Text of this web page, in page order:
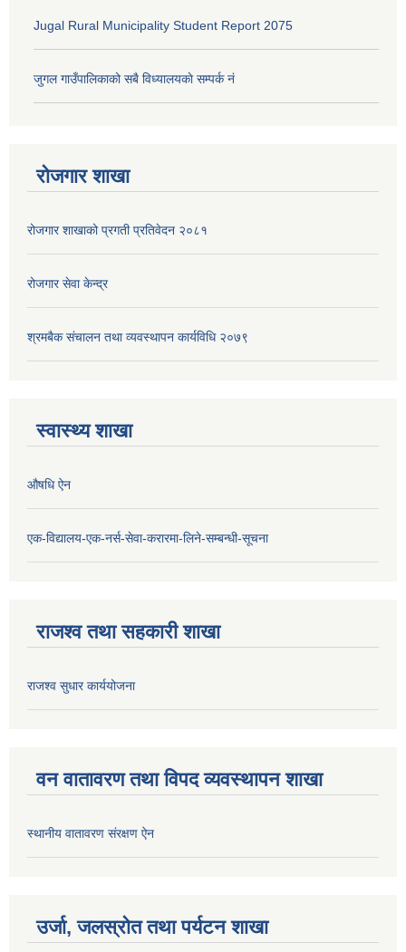
Jugal Rural Municipality Student Report 2075
जुगल गाउँपालिकाको सबै विध्यालयकाे सम्पर्क नं
रोजगार शाखा
रोजगार शाखाको प्रगती प्रतिवेदन २०८१
रोजगार सेवा केन्द्र
श्रमबैक संचालन तथा व्यवस्थापन कार्यविधि २०७९
स्वास्थ्य शाखा
औषधि ऐन
एक-विद्यालय-एक-नर्स-सेवा-करारमा-लिने-सम्बन्धी-सूचना
राजश्व तथा सहकारी शाखा
राजश्व सुधार कार्ययोजना
वन वातावरण तथा विपद व्यवस्थापन शाखा
स्थानीय वातावरण संरक्षण ऐन
उर्जा, जलस्रोत तथा पर्यटन शाखा